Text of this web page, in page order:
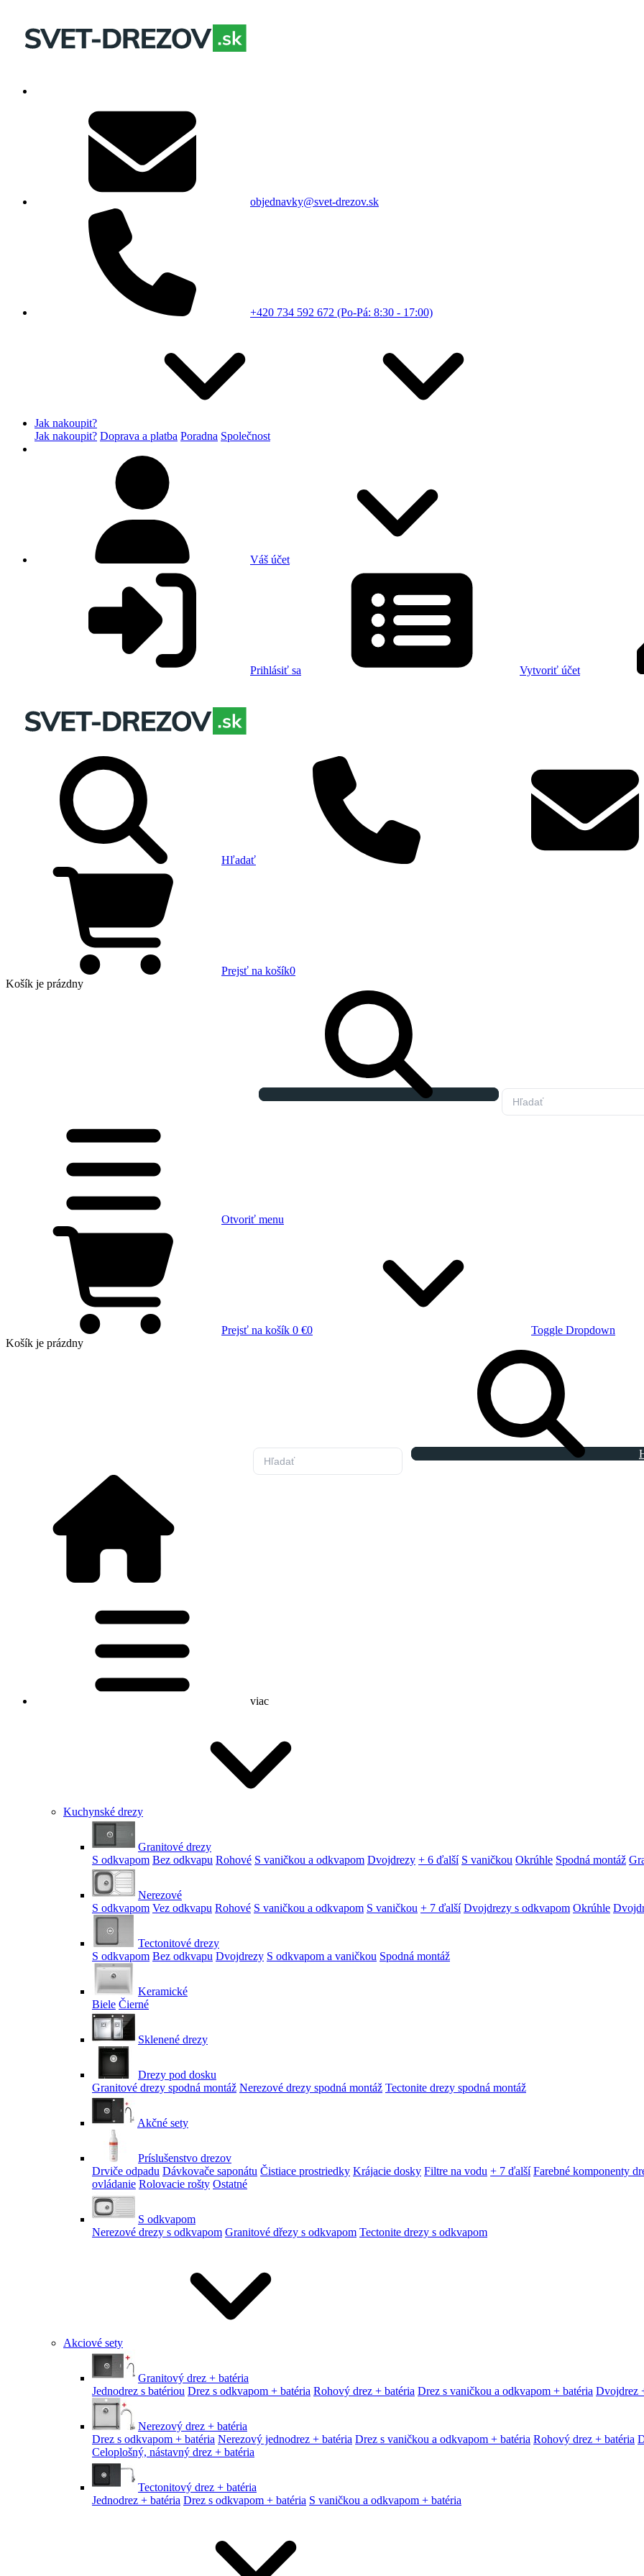
objednavky@svet-drezov.sk
+420 734 592 672 (Po-Pá: 8:30 - 17:00)
Jak nakoupit?
Jak nakoupit? Doprava a platba Poradna Společnost
Váš účet
Prihlásiť sa Vytvoriť účet
Hľadať
Prejsť na košík0
Košík je prázdny
Otvoriť menu
Prejsť na košík 0 €0
Toggle Dropdown
Košík je prázdny
viac
Kuchynské drezy
Granitové drezy
S odkvapom Bez odkvapu Rohové S vaničkou a odkvapom Dvojdrezy + 6 ďalší S vaničkou Okrúhle Spodná montáž
Nerezové
S odkvapom Vez odkvapu Rohové S vaničkou a odkvapom S vaničkou + 7 ďalší Dvojdrezy s odkvapom Okrúhle
Tectonitové drezy
S odkvapom Bez odkvapu Dvojdrezy S odkvapom a vaničkou Spodná montáž
Keramické
Biele Čierné
Sklenené drezy
Drezy pod dosku
Granitové drezy spodná montáž Nerezové drezy spodná montáž Tectonite drezy spodná montáž
Akčné sety
Príslušenstvo drezov
Drviče odpadu Dávkovače saponátu Čistiace prostriedky Krájacie dosky Filtre na vodu + 7 ďalší Farebné komponenty
ovládanie Rolovacie rošty Ostatné
S odkvapom
Nerezové drezy s odkvapom Granitové dřezy s odkvapom Tectonite drezy s odkvapom
Akciové sety
Granitový drez + batéria
Jednodrez s batériou Drez s odkvapom + batéria Rohový drez + batéria Drez s vaničkou a odkvapom + batéria Dvojdrez
Nerezový drez + batéria
Drez s odkvapom + batéria Nerezový jednodrez + batéria Drez s vaničkou a odkvapom + batéria Rohový drez + batéria
Celoplošný, nástavný drez + batéria
Tectonitový drez + batéria
Jednodrez + batéria Drez s odkvapom + batéria S vaničkou a odkvapom + batéria